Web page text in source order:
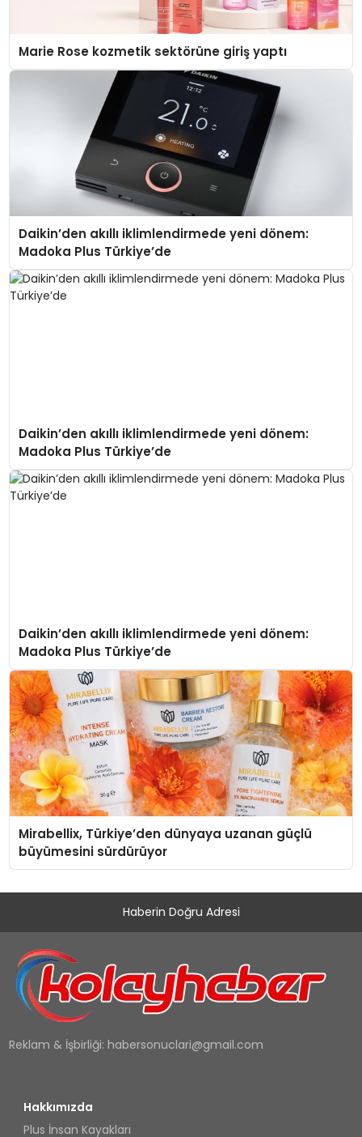
Marie Rose kozmetik sektörüne giriş yaptı
Daikin’den akıllı iklimlendirmede yeni dönem:
Madoka Plus Türkiye’de
Daikin’den akıllı iklimlendirmede yeni dönem:
Madoka Plus Türkiye’de
Daikin’den akıllı iklimlendirmede yeni dönem:
Madoka Plus Türkiye’de
Mirabellix, Türkiye’den dünyaya uzanan güçlü
büyümesini sürdürüyor
Haberin Doğru Adresi
Reklam & İşbirliği: habersonuclari@gmail.com
Hakkımızda
Plus İnsan Kayakları